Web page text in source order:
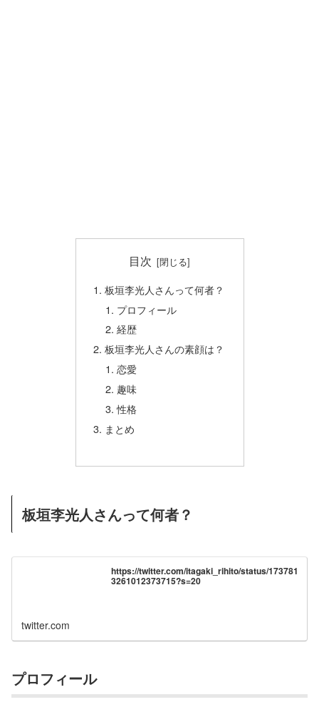
目次
板垣李光人さんって何者？
プロフィール
経歴
板垣李光人さんの素顔は？
恋愛
趣味
性格
まとめ
板垣李光人さんって何者？
https://twitter.com/itagaki_rihito/status/173781
3261012373715?s=20
twitter.com
プロフィール